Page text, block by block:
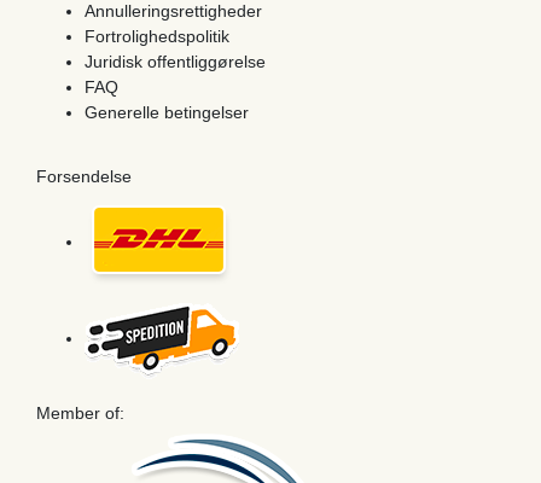
Annulleringsrettigheder
Fortrolighedspolitik
Juridisk offentliggørelse
FAQ
Generelle betingelser
Forsendelse
Member of: